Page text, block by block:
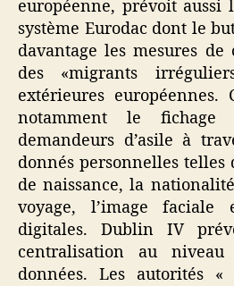
européenne, prévoit aussi
système Eurodac dont le
davantage les mesures de
des «migrants
extérieures européennes.
notamment le fichage
demandeurs d’asile à
donnés personnelles
de naissance, la
voyage, l’image faciale
digitales. Dublin IV
centralisation au
données. Les autorités «